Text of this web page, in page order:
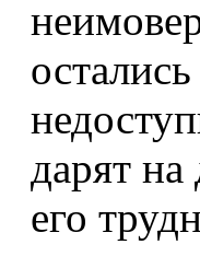
дарят
его